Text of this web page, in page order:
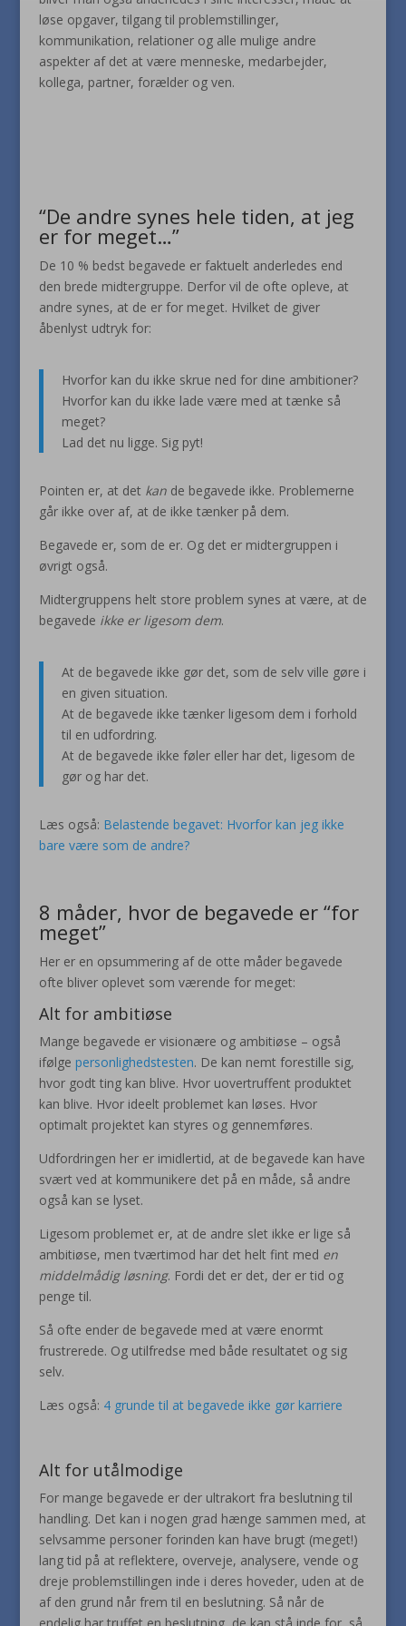
løse opgaver, tilgang til problemstillinger,
kommunikation, relationer og alle mulige andre
aspekter af det at være menneske, medarbejder,
kollega, partner, forælder og ven.
“De andre synes hele tiden, at jeg
er for meget…”
De 10 % bedst begavede er faktuelt anderledes end
den brede midtergruppe. Derfor vil de ofte opleve, at
andre synes, at de er for meget. Hvilket de giver
åbenlyst udtryk for:
Hvorfor kan du ikke skrue ned for dine ambitioner?
Hvorfor kan du ikke lade være med at tænke så
meget?
Lad det nu ligge. Sig pyt!
Pointen er, at det kande begavede ikke. Problemerne
går ikke over af, at de ikke tænker på dem.
Begavede er, som de er. Og det er midtergruppen i
øvrigt også.
Midtergruppens helt store problem synes at være, at de
begavede ikke er ligesom dem.
At de begavede ikke gør det, som de selv ville gøre i
en given situation.
At de begavede ikke tænker ligesom dem i forhold
til en udfordring.
At de begavede ikke føler eller har det, ligesom de
gør og har det.
Læs også: Belastende begavet: Hvorfor kan jeg ikke
bare være som de andre?
8 måder, hvor de begavede er “for
meget”
Her er en opsummering af de otte måder begavede
ofte bliver oplevet som værende for meget:
Alt for ambitiøse
Mange begavede er visionære og ambitiøse – også
ifølge personlighedstesten. De kan nemt forestille sig,
hvor godt ting kan blive. Hvor uovertruffent produktet
kan blive. Hvor ideelt problemet kan løses. Hvor
optimalt projektet kan styres og gennemføres.
Udfordringen her er imidlertid, at de begavede kan have
svært ved at kommunikere det på en måde, så andre
også kan se lyset.
Ligesom problemet er, at de andre slet ikke er lige så
ambitiøse, men tværtimod har det helt fint med en
middelmådig løsning. Fordi det er det, der er tid og
penge til.
Så ofte ender de begavede med at være enormt
frustrerede. Og utilfredse med både resultatet og sig
selv.
Læs også: 4 grunde til at begavede ikke gør karriere
Alt for utålmodige
For mange begavede er der ultrakort fra beslutning til
handling. Det kan i nogen grad hænge sammen med, at
selvsamme personer forinden kan have brugt (meget!)
lang tid på at reflektere, overveje, analysere, vende og
dreje problemstillingen inde i deres hoveder, uden at de
af den grund når frem til en beslutning. Så når de